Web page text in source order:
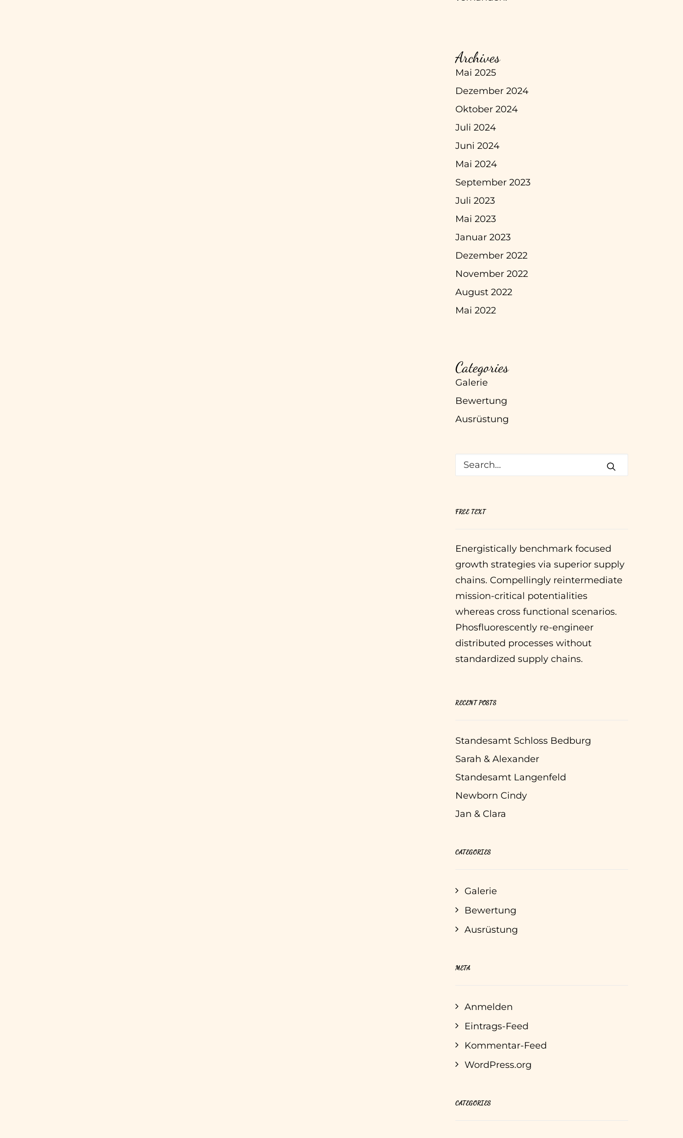
Archives
Mai 2025
Dezember 2024
Oktober 2024
Juli 2024
Juni 2024
Mai 2024
September 2023
Juli 2023
Mai 2023
Januar 2023
Dezember 2022
November 2022
August 2022
Mai 2022
Categories
Galerie
Bewertung
Ausrüstung
FREE TEXT
Energistically benchmark focused
growth strategies via superior supply
chains. Compellingly reintermediate
mission-critical potentialities
whereas cross functional scenarios.
Phosfluorescently re-engineer
distributed processes without
standardized supply chains.
RECENT POSTS
Standesamt Schloss Bedburg
Sarah & Alexander
Standesamt Langenfeld
Newborn Cindy
Jan & Clara
CATEGORIES
Galerie
Bewertung
Ausrüstung
META
Anmelden
Eintrags-Feed
Kommentar-Feed
WordPress.org
CATEGORIES